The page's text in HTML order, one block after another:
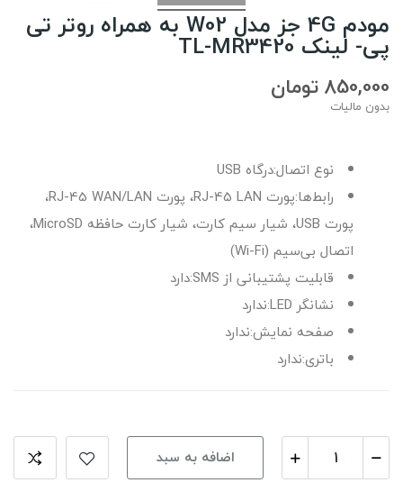
مودم 4G جز مدل W02 به همراه روتر تی
پی- لینک TL-MR3420
850,000 تومان
بدون مالیات
نوع اتصال:درگاه USB
رابط‌ها:پورت RJ-45 LAN، پورت RJ-45 WAN/LAN،
پورت USB، شیار سیم کارت، شیار کارت حافظه MicroSD،
اتصال بی‌سیم (Wi-Fi)
قابلیت پشتیبانی از SMS:دارد
نشانگر LED:ندارد
صفحه نمایش:ندارد
باتری:ندارد
اضافه به سبد